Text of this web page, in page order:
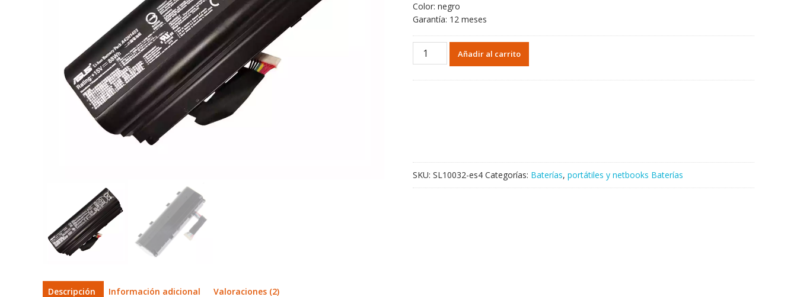
Color: negro
Garantía: 12 meses
Portátil
G751JM,ROG
G751JT,ROG
G751JY
Añadir al carrito
SKU: SL10032-es4 Categorías: Baterías, portátiles y netbooks Baterías
Descripción Información adicional Valoraciones (2)